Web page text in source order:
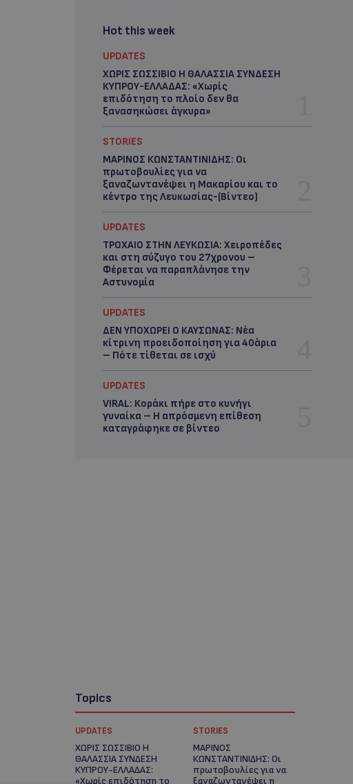
Hot this week
UPDATES
ΧΩΡΙΣ ΣΩΣΣΙΒΙΟ Η ΘΑΛΑΣΣΙΑ ΣΥΝΔΕΣΗ
ΚΥΠΡΟΥ-ΕΛΛΑΔΑΣ: «Χωρίς
επιδότηση το πλοίο δεν θα
ξανασηκώσει άγκυρα»
STORIES
ΜΑΡΙΝΟΣ ΚΩΝΣΤΑΝΤΙΝΙΔΗΣ: Οι
πρωτοβουλίες για να
ξαναζωντανέψει η Μακαρίου και το
κέντρο της Λευκωσίας-(Βίντεο)
UPDATES
ΤΡΟΧΑΙΟ ΣΤΗΝ ΛΕΥΚΩΣΙΑ: Χειροπέδες
και στη σύζυγο του 27χρονου –
Φέρεται να παραπλάνησε την
Αστυνομία
UPDATES
ΔΕΝ ΥΠΟΧΩΡΕΙ Ο ΚΑΥΣΩΝΑΣ: Νέα
κίτρινη προειδοποίηση για 40άρια
– Πότε τίθεται σε ισχύ
UPDATES
VIRAL: Κοράκι πήρε στο κυνήγι
γυναίκα – Η απρόσμενη επίθεση
καταγράφηκε σε βίντεο
Topics
UPDATES
ΧΩΡΙΣ ΣΩΣΣΙΒΙΟ Η
ΘΑΛΑΣΣΙΑ ΣΥΝΔΕΣΗ
ΚΥΠΡΟΥ-ΕΛΛΑΔΑΣ:
«Χωρίς επιδότηση το
STORIES
ΜΑΡΙΝΟΣ
ΚΩΝΣΤΑΝΤΙΝΙΔΗΣ: Οι
πρωτοβουλίες για να
ξαναζωντανέψει η